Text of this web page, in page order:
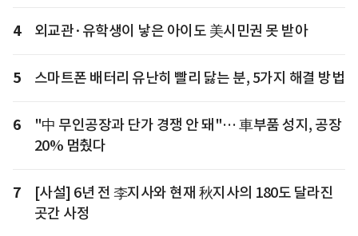
4 외교관·유학생이 낳은 아이도 美시민권 못 받아
5 스마트폰 배터리 유난히 빨리 닳는 분, 5가지 해결 방법
6
"中 무인공장과 단가 경쟁 안 돼"… 車부품 성지, 공장
20% 멈췄다
7
[사설] 6년 전 李지사와 현재 秋지사의 180도 달라진
곳간 사정